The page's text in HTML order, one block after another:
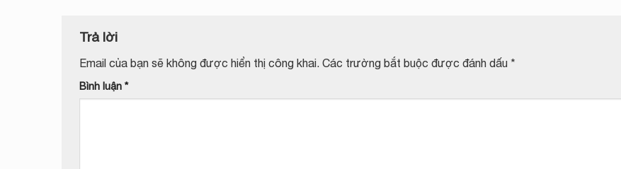
Trả lời
Email của bạn sẽ không được hiển thị công khai. Các trường bắt buộc được đánh dấu *
Bình luận *